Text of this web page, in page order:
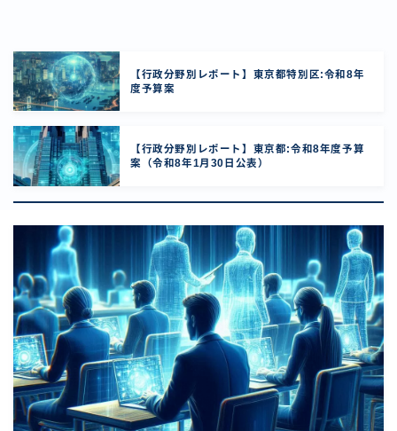
【行政分野別レポート】東京都特別区:令和8年
度予算案
【行政分野別レポート】東京都:令和8年度予算
案（令和8年1月30日公表）